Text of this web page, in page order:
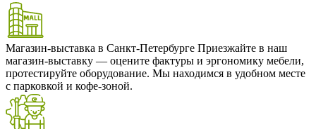
Магазин-выставка в Санкт-Петербурге Приезжайте в наш
магазин-выставку — оцените фактуры и эргономику мебели,
протестируйте оборудование. Мы находимся в удобном месте
с парковкой и кофе-зоной.